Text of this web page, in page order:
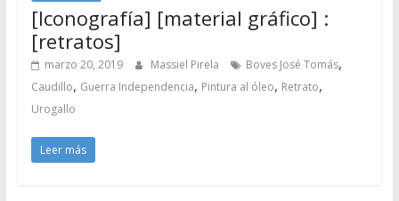
[Iconografía] [material gráfico] :
[retratos]
marzo 20, 2019 Massiel Pirela Boves José Tomás,
Caudillo, Guerra Independencia, Pintura al óleo, Retrato,
Urogallo
Leer más